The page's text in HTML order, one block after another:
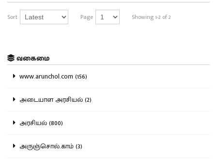
Sort Page Showing 1-2 of 2
வகைமை
www.arunchol.com (156)
அடையாள அரசியல் (2)
அரசியல் (800)
அருஞ்சொல்.காம் (3)